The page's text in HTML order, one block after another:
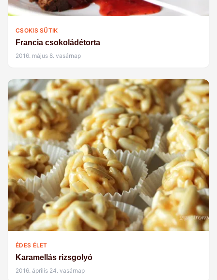
CSOKIS SÜTIK
Francia csokoládétorta
2016. május 8. vasárnap
ÉDES ÉLET
Karamellás rizsgolyó
2016. április 24. vasárnap